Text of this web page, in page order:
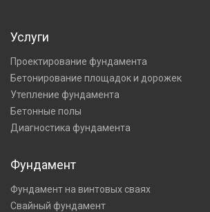
Услуги
Проектирование фундамента
Бетонирование площадок и дорожек
Утепление фундамента
Бетонные полы
Диагностика фундамента
Фундамент
Фундамент на винтовых сваях
Свайный фундамент